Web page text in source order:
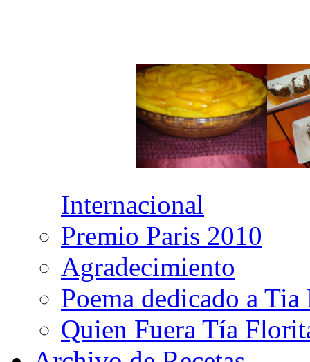
Internacional
Premio Paris 2010
Agradecimiento
Poema dedicado a
Quien Fuera Tía